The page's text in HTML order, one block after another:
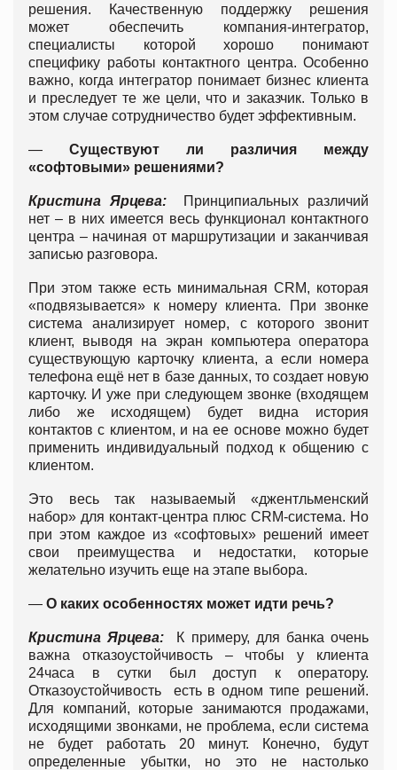
решения. Качественную поддержку решения
может обеспечить компания-интегратор,
специалисты которой хорошо понимают
специфику работы контактного центра. Особенно
важно, когда интегратор понимает бизнес клиента
и преследует те же цели, что и заказчик. Только в
этом случае сотрудничество будет эффективным.
— Существуют ли различия между
«софтовыми» решениями?
Кристина Ярцева:Принципиальных различий
нет – в них имеется весь функционал контактного
центра – начиная от маршрутизации и заканчивая
записью разговора.
При этом также есть минимальная CRM, которая
«подвязывается» к номеру клиента. При звонке
система анализирует номер, с которого звонит
клиент, выводя на экран компьютера оператора
существующую карточку клиента, а если номера
телефона ещё нет в базе данных, то создает новую
карточку. И уже при следующем звонке (входящем
либо же исходящем) будет видна история
контактов с клиентом, и на ее основе можно будет
применить индивидуальный подход к общению с
клиентом.
Это весь так называемый «джентльменский
набор» для контакт-центра плюс CRM-система. Но
при этом каждое из «софтовых» решений имеет
свои преимущества и недостатки, которые
желательно изучить еще на этапе выбора.
— О каких особенностях может идти речь?
Кристина Ярцева: К примеру, для банка очень
важна отказоустойчивость – чтобы у клиента
24часа в сутки был доступ к оператору.
Отказоустойчивость есть в одном типе решений.
Для компаний, которые занимаются продажами,
исходящими звонками, не проблема, если система
не будет работать 20 минут. Конечно, будут
определенные убытки, но это не настолько